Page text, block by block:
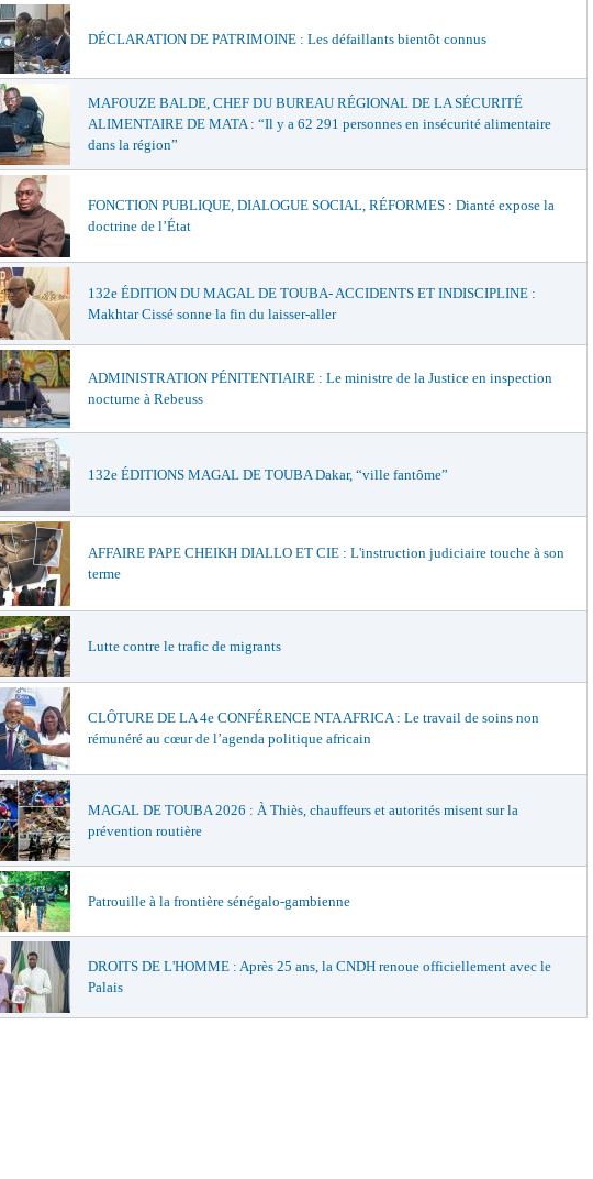
DÉCLARATION DE PATRIMOINE : Les défaillants bientôt connus
MAFOUZE BALDE, CHEF DU BUREAU RÉGIONAL DE LA SÉCURITÉ
ALIMENTAIRE DE MATA : “Il y a 62 291 personnes en insécurité alimentaire
dans la région”
FONCTION PUBLIQUE, DIALOGUE SOCIAL, RÉFORMES : Dianté expose la
doctrine de l’État
132e ÉDITION DU MAGAL DE TOUBA- ACCIDENTS ET INDISCIPLINE :
Makhtar Cissé sonne la fin du laisser-aller
ADMINISTRATION PÉNITENTIAIRE : Le ministre de la Justice en inspection
nocturne à Rebeuss
132e ÉDITIONS MAGAL DE TOUBA Dakar, “ville fantôme”
AFFAIRE PAPE CHEIKH DIALLO ET CIE : L'instruction judiciaire touche à son
terme
Lutte contre le trafic de migrants
CLÔTURE DE LA 4e CONFÉRENCE NTA AFRICA : Le travail de soins non
rémunéré au cœur de l’agenda politique africain
MAGAL DE TOUBA 2026 : À Thiès, chauffeurs et autorités misent sur la
prévention routière
Patrouille à la frontière sénégalo-gambienne
DROITS DE L'HOMME : Après 25 ans, la CNDH renoue officiellement avec le
Palais